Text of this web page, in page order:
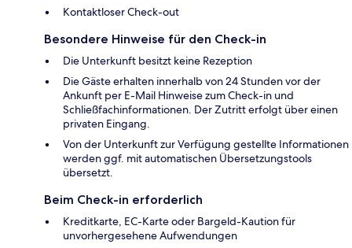
Kontaktloser Check-out
Besondere Hinweise für den Check-in
Die Unterkunft besitzt keine Rezeption
Die Gäste erhalten innerhalb von 24 Stunden vor der
Ankunft per E-Mail Hinweise zum Check-in und
Schließfachinformationen. Der Zutritt erfolgt über einen
privaten Eingang.
Von der Unterkunft zur Verfügung gestellte Informationen
werden ggf. mit automatischen Übersetzungstools
übersetzt.
Beim Check-in erforderlich
Kreditkarte, EC-Karte oder Bargeld-Kaution für
unvorhergesehene Aufwendungen